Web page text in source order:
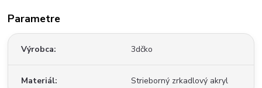
Parametre
Výrobca 3dčko
Materiál Strieborný zrkadlový akryl